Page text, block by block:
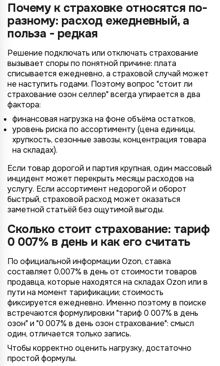
Почему к страховке относятся по-
разному: расход ежедневный, а
польза - редкая
Решение подключать или отключать страхование
вызывает споры по понятной причине: плата
списывается ежедневно, а страховой случай может
не наступить годами. Поэтому вопрос "стоит ли
страхование озон селлер" всегда упирается в два
фактора:
финансовая нагрузка на фоне объёма остатков,
уровень риска по ассортименту (цена единицы,
хрупкость, сезонные завозы, концентрация товара
на складах).
Если товар дорогой и партия крупная, один массовый
инцидент может перекрыть месяцы расходов на
услугу. Если ассортимент недорогой и оборот
быстрый, страховой расход может оказаться
заметной статьёй без ощутимой выгоды.
Сколько стоит страхование: тариф
0 007% в день и как его считать
По официальной информации Ozon, ставка
составляет 0,007% в день от стоимости товаров
продавца, которые находятся на складах Ozon или в
пути на момент тарификации; стоимость
фиксируется ежедневно. Именно поэтому в поиске
встречаются формулировки "тариф 0 007% в день
озон" и "0 007% в день озон страхование": смысл
один, отличается только запись.
Чтобы корректно оценить нагрузку, достаточно
простой формулы.